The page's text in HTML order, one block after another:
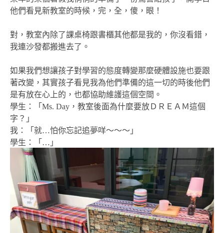
他們看見新教室的時候，完，全，傻，眼！
對，教室內除了課桌椅跟書櫃其他都是我的，你沒看錯，
我連沙發都搬進去了。
如果我們想讓孩子對學習的態度轉變那麼硬體設施也要跟
著改變，其實孩子看見我為他們準備的這一切的時後他們
是有放在心上的，也都協助維護這個空間。
學生：「Ms. Day，教室後面為什麼要放ＤＲＥＡＭ這個
字？」
我：「就…怕你忘記追夢咩～～～」
學生：「…」